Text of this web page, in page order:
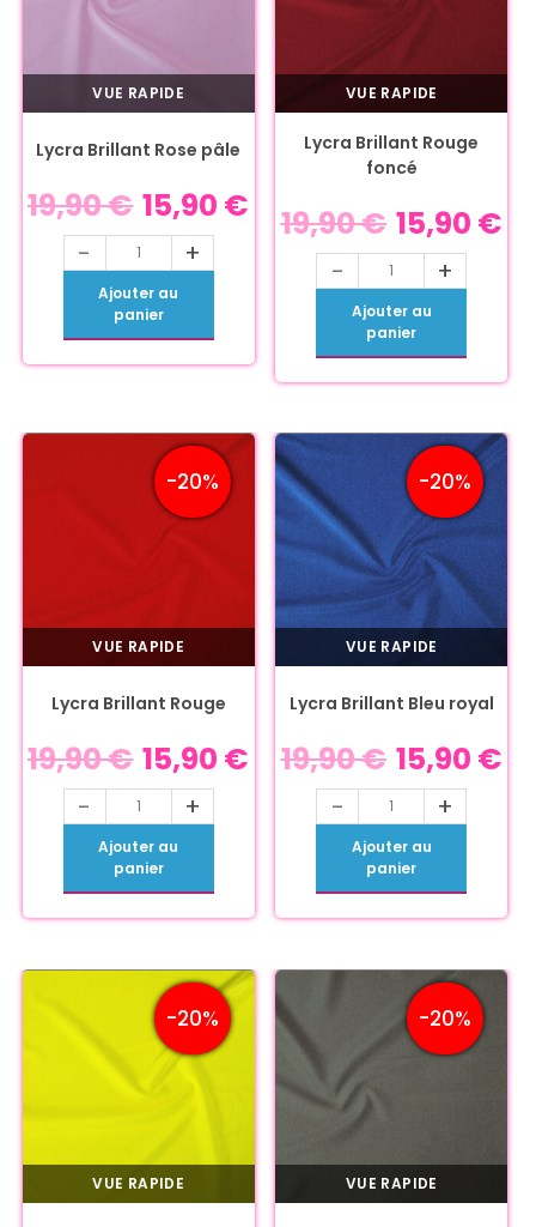
VUE RAPIDE
Lycra Brillant Rose pâle
19,90€ 15,90 €
- +
Ajouter au
panier
VUE RAPIDE
Lycra Brillant Rouge
foncé
19,90€ 15,90 €
- +
Ajouter au
panier
-20%
VUE RAPIDE
Lycra Brillant Rouge
19,90€ 15,90 €
- +
Ajouter au
panier
-20%
VUE RAPIDE
Lycra Brillant Bleu royal
19,90€ 15,90 €
- +
Ajouter au
panier
-20%
VUE RAPIDE
-20%
VUE RAPIDE